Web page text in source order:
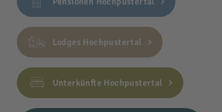
Lodges Hochpustertal
Unterkünfte Hochpustertal